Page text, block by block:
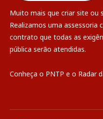
Muito mais que criar site ou
Realizamos uma assessoria
contrato que todas as
pública serão atendidas.
Conheça o PNTP e o Radar